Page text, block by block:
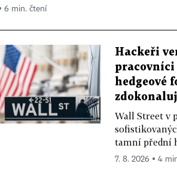
6 min. čtení
Hackeři
hedgeové
Wall Street v
tamní přední
7. 8. 2026 ▪ 4